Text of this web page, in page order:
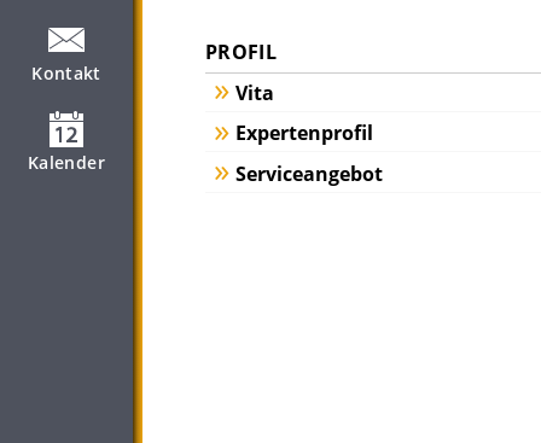
Kontakt
Kalender
PROFIL
Vita
Expertenprofil
Serviceangebot